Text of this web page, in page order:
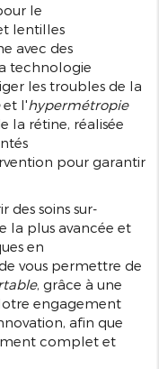
le
lentilles
avec des
technologie
les troubles de la
et l'hypermétropie
la rétine, réalisée
pour garantir
des soins sur-
la plus avancée et
en
vous permettre de
, grâce à une
engagement
afin que
complet et